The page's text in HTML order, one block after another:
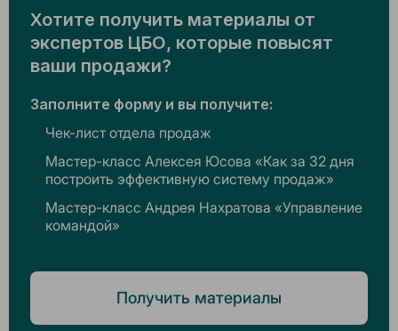
Хотите получить материалы от
экспертов ЦБО, которые повысят
ваши продажи?
Заполните форму и вы получите:
Чек-лист отдела продаж
Мастер-класс Алексея Юсова «Как за 32 дня
построить эффективную систему продаж»
Мастер-класс Андрея Нахратова «Управление
командой»
Получить материалы